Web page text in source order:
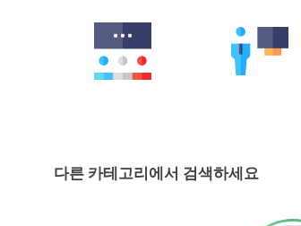
다른 카테고리에서 검색하세요